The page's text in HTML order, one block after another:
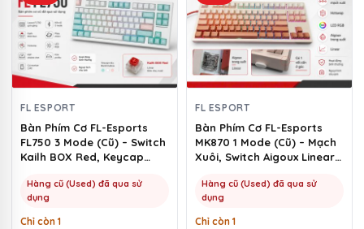
FL ESPORT
Bàn Phím Cơ FL-Esports
FL750 3 Mode (Cũ) – Switch
Kailh BOX Red, Keycap
Hàng cũ (Used) đã qua sử
dụng
Chỉ còn 1
FL ESPORT
Bàn Phím Cơ FL-Esports
MK870 1 Mode (Cũ) – Mạch
Xuôi, Switch Aigoux Linear |
Hàng cũ (Used) đã qua sử
dụng
Chỉ còn 1